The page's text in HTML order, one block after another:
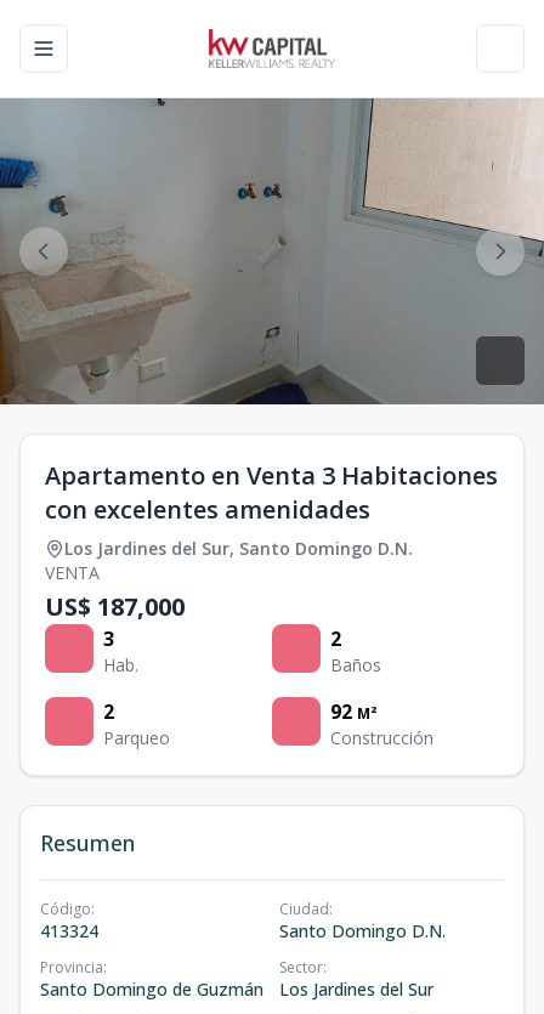
Toggle navigation menu
Apartamento en Venta 3 Habitaciones
con excelentes amenidades
Los Jardines del Sur, Santo Domingo D.N.
VENTA
US$ 187,000
3
Hab.
2
Baños
2
Parqueo
92 M²
Construcción
Resumen
Código:
413324
Ciudad:
Santo Domingo D.N.
Provincia:
Santo Domingo de Guzmán
Sector:
Los Jardines del Sur